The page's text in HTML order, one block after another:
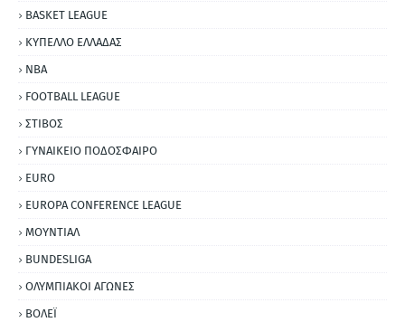
BASKET LEAGUE
ΚΥΠΕΛΛΟ ΕΛΛΑΔΑΣ
NBA
FOOTBALL LEAGUE
ΣΤΙΒΟΣ
ΓΥΝΑΙΚΕΙΟ ΠΟΔΟΣΦΑΙΡΟ
EURO
EUROPA CONFERENCE LEAGUE
ΜΟΥΝΤΙΑΛ
BUNDESLIGA
ΟΛΥΜΠΙΑΚΟΙ ΑΓΩΝΕΣ
ΒΟΛΕΪ